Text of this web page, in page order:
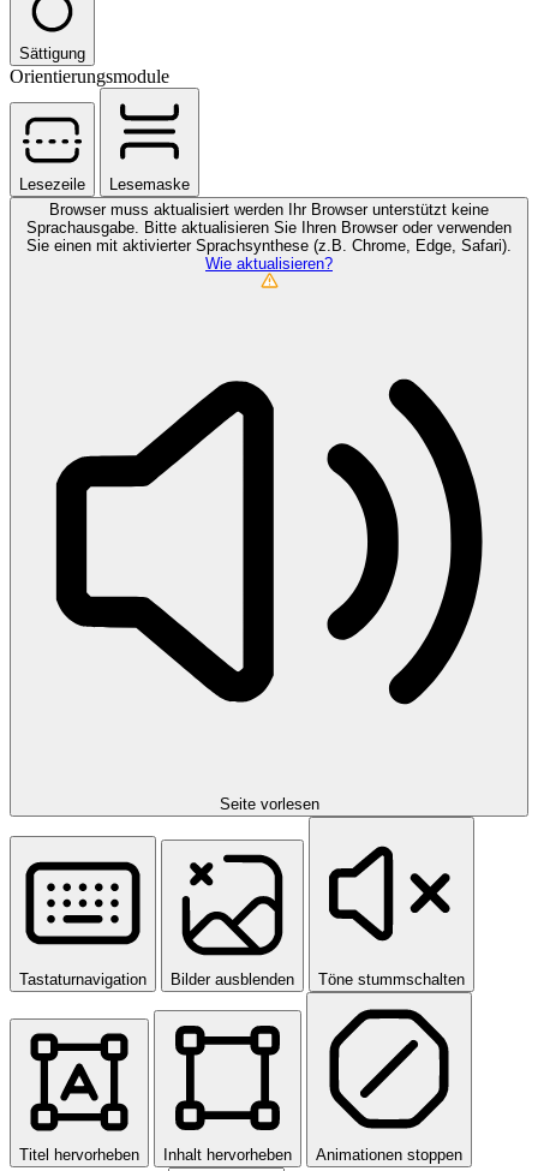
Sättigung
Orientierungsmodule
Lesezeile
Lesemaske
Browser muss aktualisiert werden
Ihr Browser unterstützt keine
Sprachausgabe. Bitte aktualisieren Sie Ihren Browser oder verwenden
Sie einen mit aktivierter Sprachsynthese (z.B. Chrome, Edge, Safari).
Wie aktualisieren?
Seite vorlesen
Tastaturnavigation Bilder ausblenden Töne stummschalten
Titel hervorheben Inhalt hervorheben Animationen stoppen